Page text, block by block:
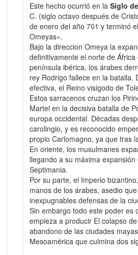
Este hecho ocurrió en la Siglo
C. (siglo octavo después de
de enero del año 701 y terminó
Omeyas».
Bajo la direccion Omeya la
definitivamente el norte de
península ibérica, los árabes
rey Rodrigo fallece en la batalla.
efectiva, el Reino visigodo de
Estos sarracenos cruzan los
Martel en la decisiva batalla de
europa occidental. Décadas
carolingio, y es reconocido
propio Carlomagno, ya que tras
En oriente, los musulmanes
llegando a su máxima
Septimania.
Por su parte, el Imperio
manos de los árabes, asedio
inexpugnables defensas de la
Sin embargo todo este poder es
empieza a producir El colapso
abandono de las ciudades
Mesoamérica que culmina dos